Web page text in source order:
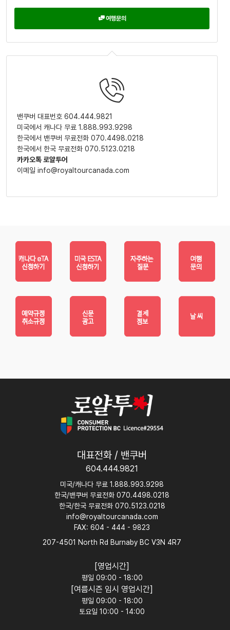
여행문의
밴쿠버 대표번호 604.444.9821
미국에서 캐나다 무료 1.888.993.9298
한국에서 밴쿠버 무료전화 070.4498.0218
한국에서 한국 무료전화 070.5123.0218
카카오톡 로얄투어
이메일 info@royaltourcanada.com
대표전화 / 밴쿠버
604.444.9821
미국/캐나다 무료 1.888.993.9298
한국/밴쿠버 무료전화 070.4498.0218
한국/한국 무료전화 070.5123.0218
info@royaltourcanada.com
FAX: 604 - 444 - 9823
207-4501 North Rd Burnaby BC V3N 4R7
[영업시간]
평일 09:00 - 18:00
[여름시즌 임시 영업시간]
평일 09:00 - 18:00
토요일 10:00 - 14:00